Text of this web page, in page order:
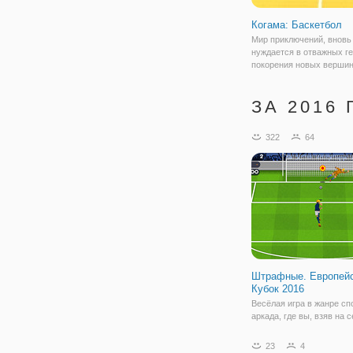
Когама: Баскетбол
Мир приключений, вновь
нуждается в отважных
покорения новых
план, и теперь все
играть бесплатно в
ЗА 2016
322 64
Штрафные.
Кубок 2016
Весёлая игра в жанре
аркада, где вы, взяв на
Европы, будете биться
23 4